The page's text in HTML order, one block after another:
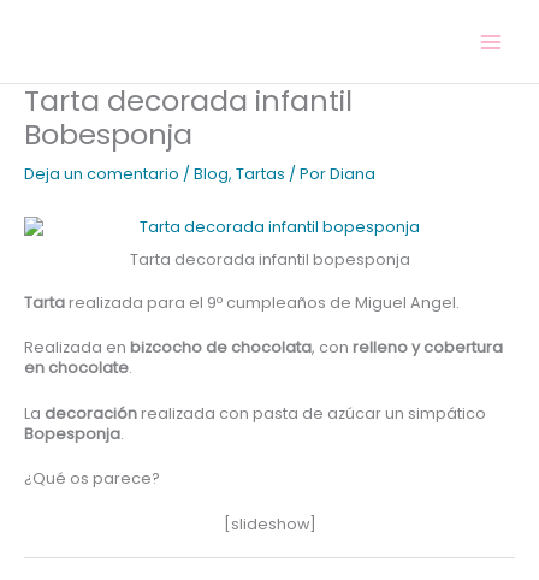
Tarta decorada infantil
Bobesponja
Deja un comentario / Blog, Tartas / PorDiana
Tarta decorada infantil bopesponja
Tartarealizada para el 9º cumpleaños de Miguel Angel.
Realizada en bizcocho de chocolata, con relleno y cobertura
en chocolate.
La decoraciónrealizada con pasta de azúcar un simpático
Bopesponja.
¿Qué os parece?
[slideshow]